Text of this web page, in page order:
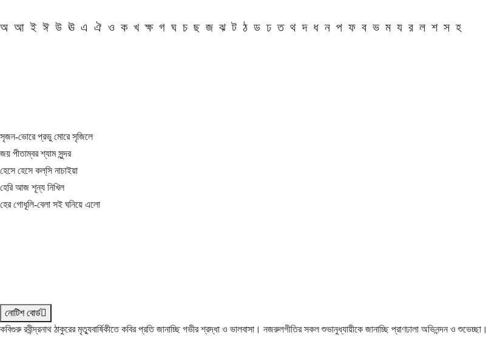
অ আ ই ঈ উ ঊ এ ঐ ও ক খ ক্ষ গ ঘ চ ছ জ ঝ ট ঠ ড ঢ ত থ দ ধ ন প ফ ব ভ ম য র ল শ স হ
সৃজন-ভোরে প্রভু মোরে সৃজিলে
জয় পীতাম্বর শ্যাম সুন্দর
হেসে হেসে কল্‌সি নাচাইয়া
হেরি আজ শূন্য নিখিল
হের গোধূলি-বেলা সই ঘনিয়ে এলো
নোটিশ বোর্ড
কবিগুরু রবীন্দ্রনাথ ঠাকুরের মৃত্যুবার্ষিকীতে কবির প্রতি জানাচ্ছি গভীর শ্রদ্ধা ও ভালবাসা। নজরুলগীতির সকল শুভানুধ্যায়ীকে জানাচ্ছি প্রাণঢালা অভিনন্দন ও শুভেচ্ছা।